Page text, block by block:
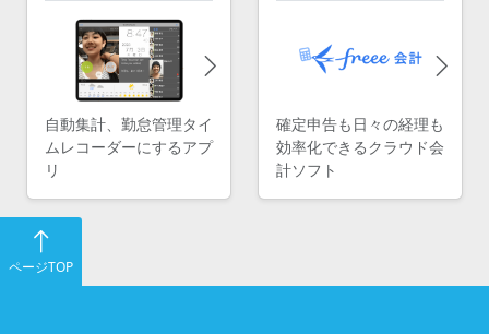
自動集計、勤怠管理タイ
ムレコーダーにするアプ
リ
確定申告も日々の経理も
効率化できるクラウド会
計ソフト
ページTOP